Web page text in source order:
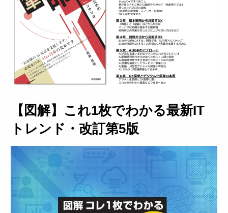
【図解】これ1枚でわかる最新IT
トレンド・改訂第5版